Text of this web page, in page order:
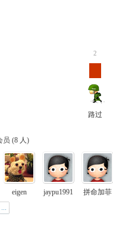
2
路过
员 (8 人)
eigen jaypu1991 拼命加菲